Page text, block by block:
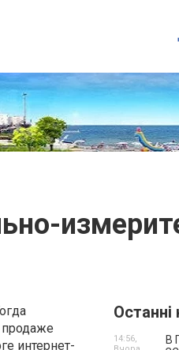
интернет-
Останні
В
14:56,